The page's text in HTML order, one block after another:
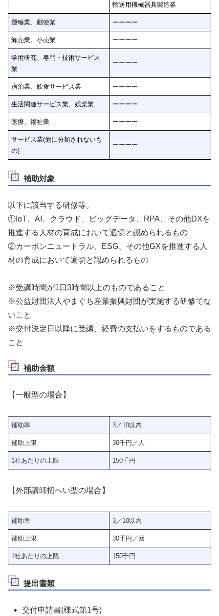
輸送用機械器具製造業
運輸業、郵便業 ーーーー
卸売業、小売業 ーーーー
学術研究、専門・技術サービス
業
ーーーー
宿泊業、飲食サービス業 ーーーー
生活関連サービス業、娯楽業 ーーーー
医療、福祉業 ーーーー
サービス業(他に分類されないも
の)
ーーーー
補助対象
以下に該当する研修等。
①IoT、AI、クラウド、ビッグデータ、RPA、その他DXを
推進する人材の育成において適切と認められるもの
②カーボンニュートラル、ESG、その他GXを推進する人
材の育成において適切と認められるもの
※受講時間が1日3時間以上のものであること
※公益財団法人やまぐち産業振興財団が実施する研修でな
いこと
※交付決定日以降に受講、経費の支払いをするものである
こと
補助金額
【一般型の場合】
補助率 3／10以内
補助上限 30千円／人
1社あたりの上限 150千円
【外部講師招へい型の場合】
補助率 3／10以内
補助上限 30千円／回
1社あたりの上限 150千円
提出書類
交付申請書(様式第1号)